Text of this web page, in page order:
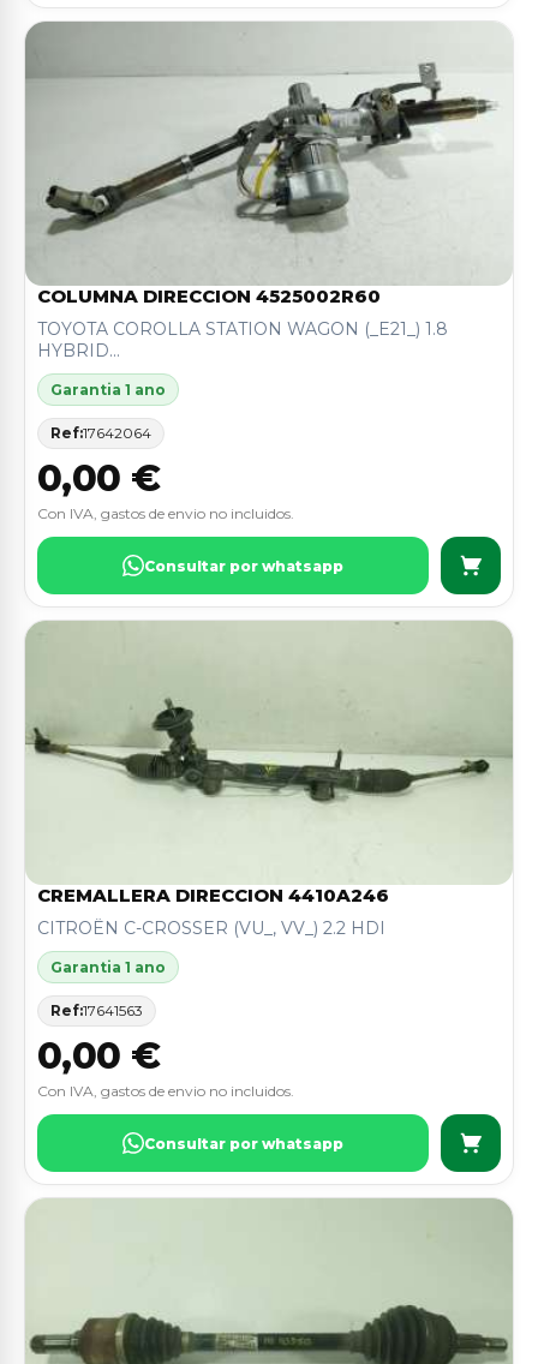
COLUMNA DIRECCION 4525002R60
TOYOTA COROLLA STATION WAGON (_E21_) 1.8
HYBRID...
Garantia 1 ano
Ref:17642064
0,00 €
Con IVA, gastos de envio no incluidos.
Consultar por whatsapp
CREMALLERA DIRECCION 4410A246
CITROËN C-CROSSER (VU_, VV_) 2.2 HDI
Garantia 1 ano
Ref:17641563
0,00 €
Con IVA, gastos de envio no incluidos.
Consultar por whatsapp